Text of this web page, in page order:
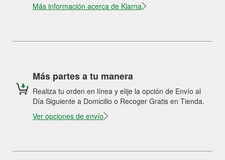
Más información acerca de Klarna
Más partes a tu manera
Realiza tu orden en línea y elije la opción de Envío al
Día Siguiente a Domicilio o Recoger Gratis en Tienda.
Ver opciones de envío